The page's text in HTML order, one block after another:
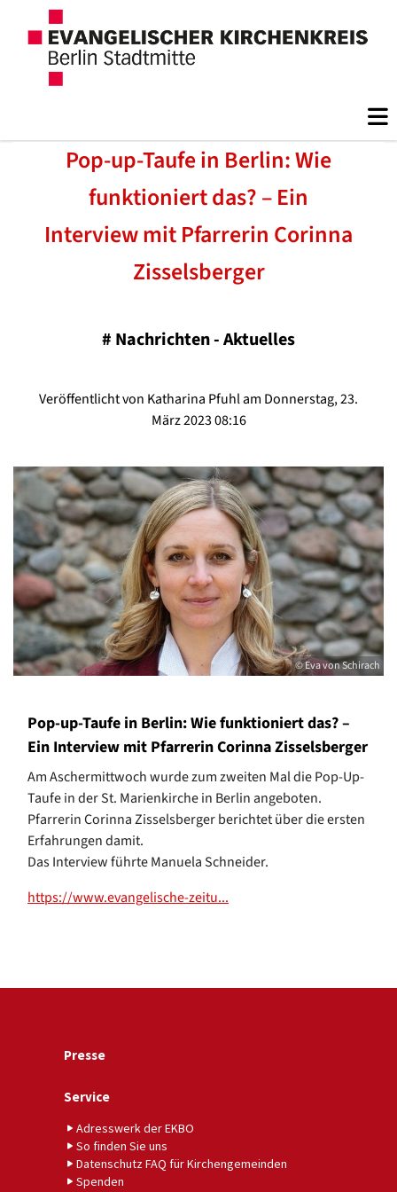
Pop-up-Taufe in Berlin: Wie
funktioniert das? – Ein
Interview mit Pfarrerin Corinna
Zisselsberger
# Nachrichten - Aktuelles
Veröffentlicht von Katharina Pfuhl am Donnerstag, 23.
März 2023 08:16
© Eva von Schirach
Pop-up-Taufe in Berlin: Wie funktioniert das? –
Ein Interview mit Pfarrerin Corinna Zisselsberger
Am Aschermittwoch wurde zum zweiten Mal die Pop-Up-
Taufe in der St. Marienkirche in Berlin angeboten.
Pfarrerin Corinna Zisselsberger berichtet über die ersten
Erfahrungen damit.
Das Interview führte Manuela Schneider.
https://www.evangelische-zeitu...
Presse
Service
Adresswerk der EKBO
So finden Sie uns
Datenschutz FAQ für Kirchengemeinden
Spenden